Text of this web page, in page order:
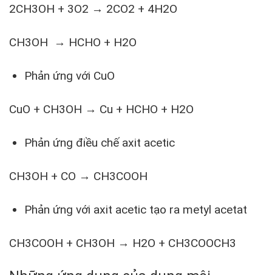
2CH3OH + 3O2 → 2CO2 + 4H2O
CH3OH → HCHO + H2O
Phản ứng với CuO
CuO + CH3OH → Cu + HCHO + H2O
Phản ứng điều chế axit acetic
CH3OH + CO → CH3COOH
Phản ứng với axit acetic tạo ra metyl acetat
CH3COOH + CH3OH → H2O + CH3COOCH3